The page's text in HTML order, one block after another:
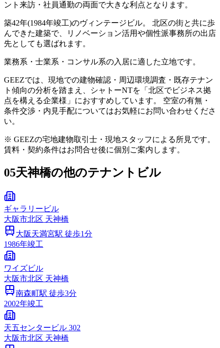
ント来訪・社員通勤の両面で大きな利点となります。
築42年(1984年竣工)のヴィンテージビル。 北区の街と共に歩
んできた建築で、リノベーション活用や個性派事務所の出店
先としても選ばれます。
業務系・士業系・コンサル系の入居に適した立地です。
GEEZでは、現地での建物確認・周辺環境調査・既存テナン
ト傾向の分析を踏まえ、シャトーNTを「北区でビジネス拠
点を構える企業様」におすすめしています。 空室の有無・
条件交渉・内見手配についてはお気軽にお問い合わせくださ
い。
※ GEEZの宅地建物取引士・現地スタッフによる所見です。
賃料・契約条件はお問合せ後に個別ご案内します。
05天神橋の他のテナントビル
ギャラリービル
大阪市北区 天神橋
大阪天満宮駅 徒歩1分
1986年竣工
ワイズビル
大阪市北区 天神橋
南森町駅 徒歩3分
2002年竣工
天五センタービル 302
大阪市北区 天神橋